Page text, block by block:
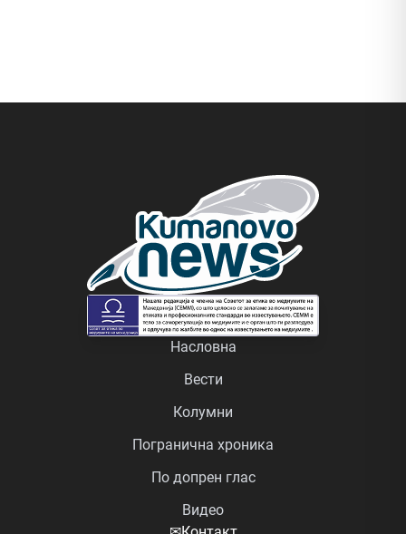
Насловна
Вести
Колумни
Погранична хроника
По допрен глас
Видео